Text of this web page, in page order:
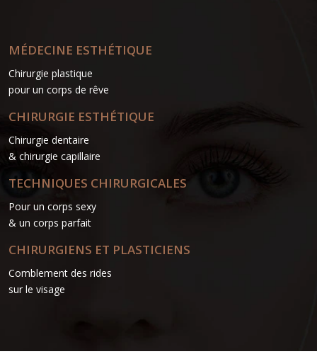
MÉDECINE ESTHÉTIQUE
Chirurgie plastique
pour un corps de rêve
CHIRURGIE ESTHÉTIQUE
Chirurgie dentaire
& chirurgie capillaire
TECHNIQUES CHIRURGICALES
Pour un corps sexy
& un corps parfait
CHIRURGIENS ET PLASTICIENS
Comblement des rides
sur le visage